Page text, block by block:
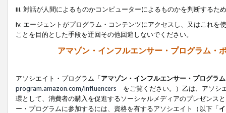
iii. 対話が人間によるものかコンピューターによるものかを判断するた
iv. エージェントがプログラム・コンテンツにアクセスし、又はこれ
ことを目的とした手段を迂回その他回避しないでください。
アマゾン・インフルエンサー・プログラム・
アソシエイト・プログラム「アマゾン・インフルエンサー・プログラム
program.amazon.com/influencers をご覧ください。）乙は、アソシ
環として、消費者の購入を促進するソーシャルメディアのプレゼンス
ー・プログラムに参加するには、資格を有するアソシエイト（以下「